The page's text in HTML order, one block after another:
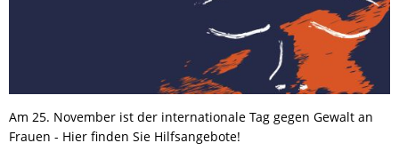
Am 25. November ist der internationale Tag gegen Gewalt an
Frauen - Hier finden Sie Hilfsangebote!